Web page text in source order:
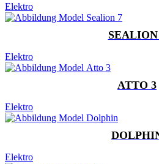
Elektro
SEALION
Elektro
ATTO 3
Elektro
Elektro